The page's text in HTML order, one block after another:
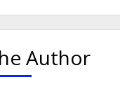
Author